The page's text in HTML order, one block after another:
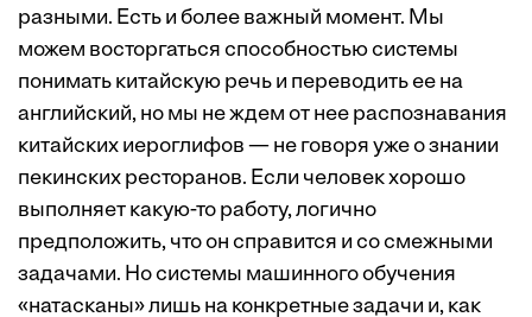
разными. Есть и более важный момент. Мы
можем восторгаться способностью системы
понимать китайскую речь и переводить ее на
английский, но мы не ждем от нее распознавания
китайских иероглифов — не говоря уже о знании
пекинских ресторанов. Если человек хорошо
выполняет какую-то работу, логично
предположить, что он справится и со смежными
задачами. Но системы машинного обучения
«натасканы» лишь на конкретные задачи и, как